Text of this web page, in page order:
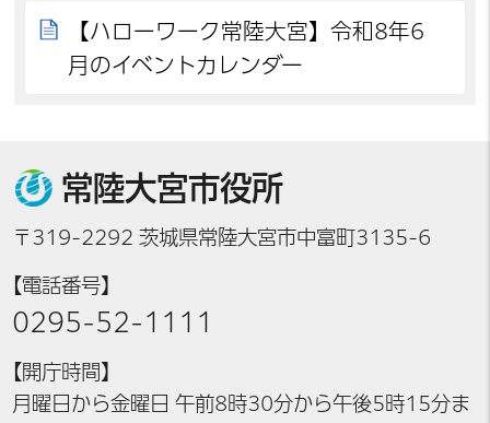
【ハローワーク常陸大宮】令和8年6
月のイベントカレンダー
常陸大宮市役所
〒319-2292 茨城県常陸大宮市中富町3135-6
【電話番号】
0295-52-1111
【開庁時間】
月曜日から金曜日 午前8時30分から午後5時15分ま